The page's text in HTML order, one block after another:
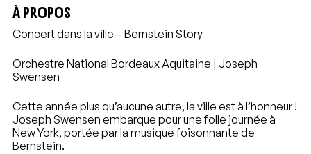
À PROPOS
Concert dans la ville – Bernstein Story
Orchestre National Bordeaux Aquitaine | Joseph
Swensen
Cette année plus qu’aucune autre, la ville est à l’honneur !
Joseph Swensen embarque pour une folle journée à
New York, portée par la musique foisonnante de
Bernstein.